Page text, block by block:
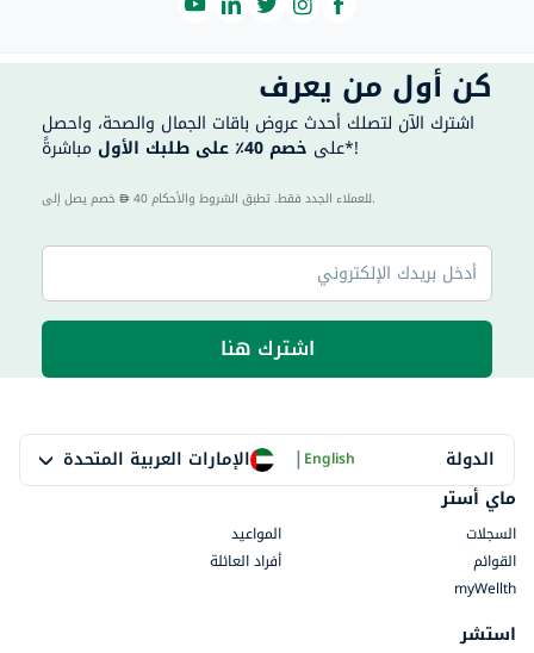
كن أول من يعرف
اشترك الآن لتصلك أحدث عروض باقات الجمال والصحة، واحصل
على خصم 40٪ على طلبك الأول مباشرةً*!
40 للعملاء الجدد فقط. تطبق الشروط والأحكام.
اشترك هنا
الدولة الإمارات العربية المتحدة |English
ماي أستر
السجلات
المواعيد
القوائم
أفراد العائلة
myWellth
استشر